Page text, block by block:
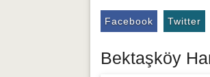
Facebook Twitter
Bektaşköy